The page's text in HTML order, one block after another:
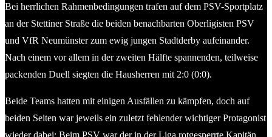
Bei herrlichen Rahmenbedingungen trafen auf dem PSV-Sportplatz
an der Stettiner Straße die beiden benachbarten Oberligisten PSV
und VfR Neumünster zum ewig jungen Stadtderby aufeinander.
Nach einem vor allem in der zweiten Hälfte spannenden, teilweise
packenden Duell siegten die Hausherren mit 2:0 (0:0).
Beide Teams hatten mit einigen Ausfällen zu kämpfen, doch auf
beiden Seiten war jeweils ein zuletzt fehlender wichtiger Protagonist
wieder dabei: Beim PSV war der in der Liga rotgesperrte Kapitän